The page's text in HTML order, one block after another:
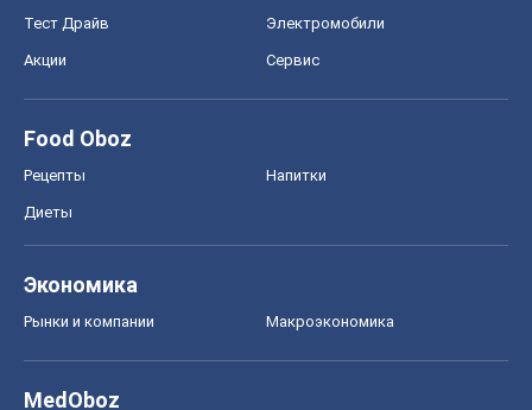
Тест Драйв Электромобили
Акции Сервис
Food Oboz
Рецепты Напитки
Диеты
Экономика
Рынки и компании Mакроэкономика
MedOboz